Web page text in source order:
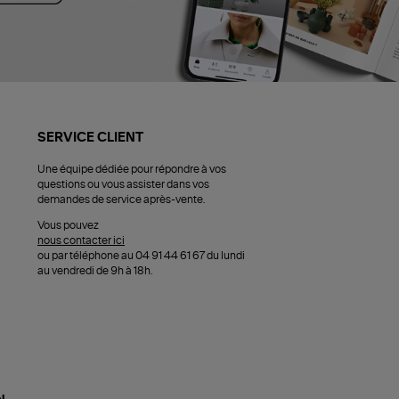
SERVICE CLIENT
Une équipe dédiée pour répondre à vos
questions ou vous assister dans vos
demandes de service après-vente.
Vous pouvez
nous contacter ici
ou par téléphone au 04 91 44 61 67 du lundi
au vendredi de 9h à 18h.